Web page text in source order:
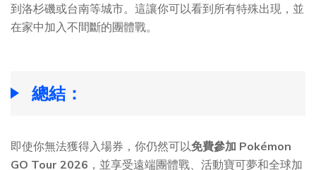
到洛杉磯或台南等城市。這讓你可以看到所有特殊出現，並
在家中加入不間斷的團體戰。
總結：
即使你無法獲得入場券，你仍然可以免費參加 Pokémon
GO Tour 2026 ，並享受遠端團體戰、活動寶可夢和全球加